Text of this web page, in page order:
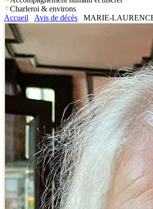
Charleroi & environs
Accueil
Avis de décès MARIE-